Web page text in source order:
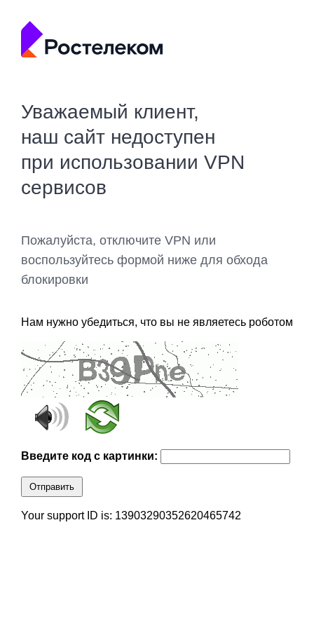
Уважаемый клиент,
наш сайт недоступен
при использовании VPN
сервисов
Пожалуйста, отключите VPN или
воспользуйтесь формой ниже для обхода
блокировки
Нам нужно убедиться, что вы не являетесь роботом
Введите код с картинки:
Отправить
Your support ID is: 13903290352620465742